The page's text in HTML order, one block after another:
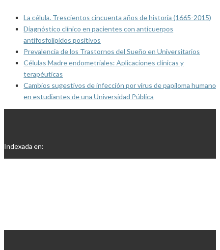
La célula. Trescientos cincuenta años de historia (1665-2015)
Diagnóstico clínico en pacientes con anticuerpos
antifosfolípidos positivos
Prevalencia de los Trastornos del Sueño en Universitarios
Células Madre endometriales: Aplicaciones clínicas y
terapéuticas
Cambios sugestivos de infección por virus de papiloma humano
en estudiantes de una Universidad Pública
Indexada en: